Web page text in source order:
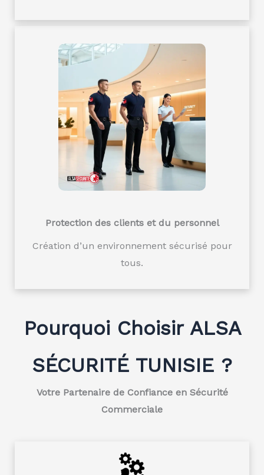
Protection des clients et du personnel
Création d’un environnement sécurisé pour
tous.
Pourquoi Choisir ALSA
SÉCURITÉ TUNISIE ?
Votre Partenaire de Confiance en Sécurité
Commerciale